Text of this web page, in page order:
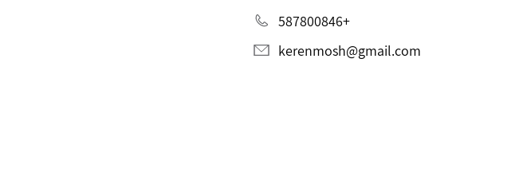
+587800846
kerenmosh@gmail.com